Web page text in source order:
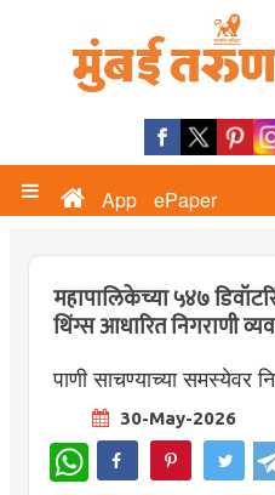
App ePaper
महापालिकेच्या ५४७
थिंग्स आधारित निगराणी
पाणी साचण्याच्या समस्येवर
30-May-2026
WhatsApp